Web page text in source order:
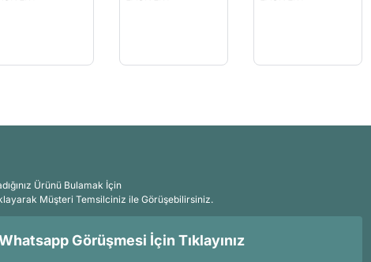
Ürünü Bulamak İçin
Müşteri Temsilciniz ile Görüşebilirsiniz.
Görüşmesi İçin Tıklayınız